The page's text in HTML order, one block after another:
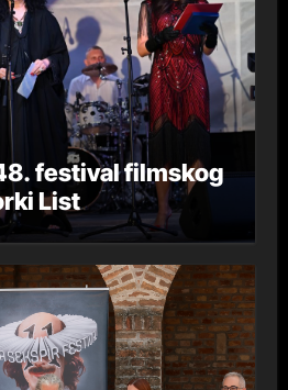
festival filmskog
List